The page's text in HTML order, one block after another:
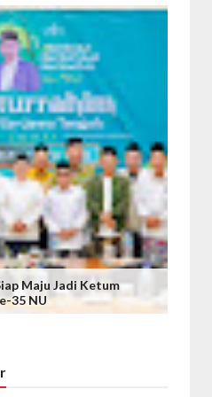
Maju Jadi Ketum
35 NU